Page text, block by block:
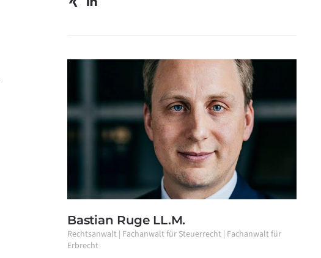
Bastian Ruge LL.M.
Rechtsanwalt | Fachanwalt für Steuerrecht | Fachanwalt für
Erbrecht